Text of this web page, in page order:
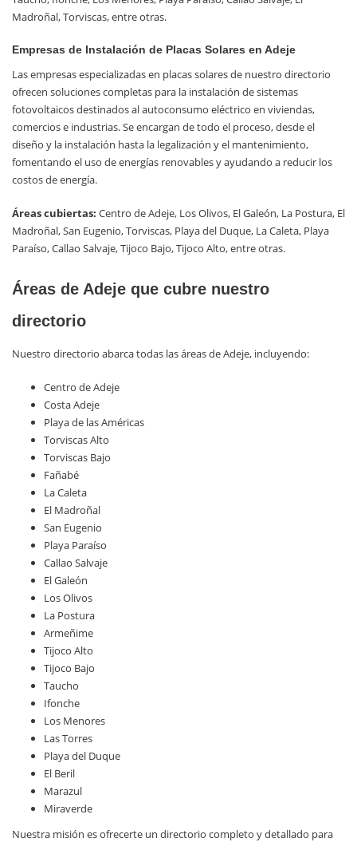
Madroñal, Torviscas, entre otras.
Empresas de Instalación de Placas Solares en Adeje
Las empresas especializadas en placas solares de nuestro directorio
ofrecen soluciones completas para la instalación de sistemas
fotovoltaicos destinados al autoconsumo eléctrico en viviendas,
comercios e industrias. Se encargan de todo el proceso, desde el
diseño y la instalación hasta la legalización y el mantenimiento,
fomentando el uso de energías renovables y ayudando a reducir los
costos de energía.
Áreas cubiertas: Centro de Adeje, Los Olivos, El Galeón, La Postura, El
Madroñal, San Eugenio, Torviscas, Playa del Duque, La Caleta, Playa
Paraíso, Callao Salvaje, Tijoco Bajo, Tijoco Alto, entre otras.
Áreas de Adeje que cubre nuestro
directorio
Nuestro directorio abarca todas las áreas de Adeje, incluyendo:
Centro de Adeje
Costa Adeje
Playa de las Américas
Torviscas Alto
Torviscas Bajo
Fañabé
La Caleta
El Madroñal
San Eugenio
Playa Paraíso
Callao Salvaje
El Galeón
Los Olivos
La Postura
Armeñime
Tijoco Alto
Tijoco Bajo
Taucho
Ifonche
Los Menores
Las Torres
Playa del Duque
El Beril
Marazul
Miraverde
Nuestra misión es ofrecerte un directorio completo y detallado para